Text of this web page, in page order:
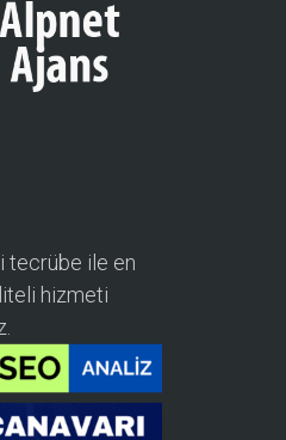
tecrübe ile en
hizmeti